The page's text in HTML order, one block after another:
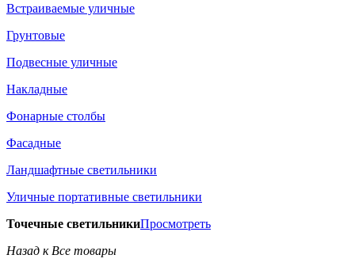
Встраиваемые уличные
Грунтовые
Подвесные уличные
Накладные
Фонарные столбы
Фасадные
Ландшафтные светильники
Уличные портативные светильники
Точечные светильникиПросмотреть
Назад к Все товары